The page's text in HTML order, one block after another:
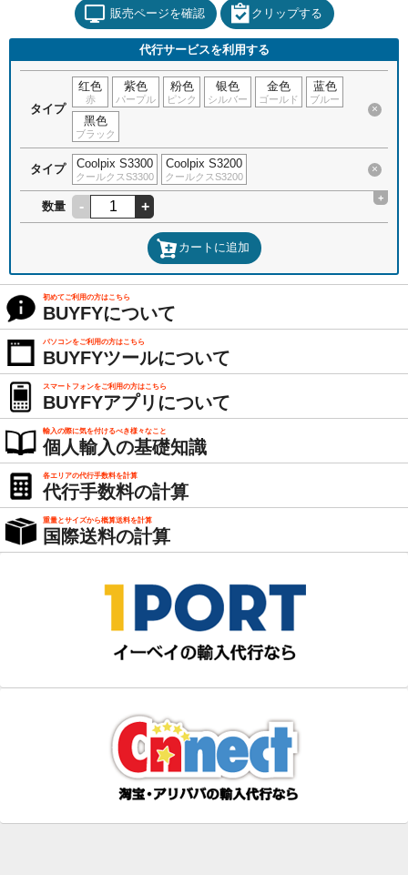
販売ページを確認 クリップする
代行サービスを利用する
タイプ
红色
赤
紫色
パープル
粉色
ピンク
银色
シルバー
金色
ゴールド
蓝色
ブルー
黑色
ブラック
×
タイプ Coolpix S3300
クールクスS3300
Coolpix S3200
クールクスS3200
×
数量 - +
+
カートに追加
初めてご利用の方はこちら
BUYFYについて
パソコンをご利用の方はこちら
BUYFYツールについて
スマートフォンをご利用の方はこちら
BUYFYアプリについて
輸入の際に気を付けるべき様々なこと
個人輸入の基礎知識
各エリアの代行手数料を計算
代行手数料の計算
重量とサイズから概算送料を計算
国際送料の計算